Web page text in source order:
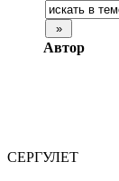
Автор
СЕРГУЛЕТ